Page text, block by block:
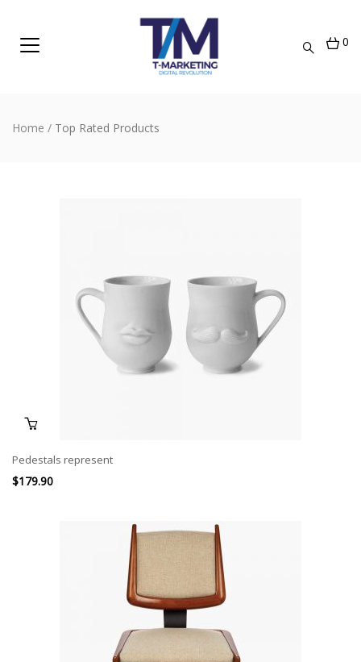
0
Home / Top Rated Products
Pedestals represent
$179.90